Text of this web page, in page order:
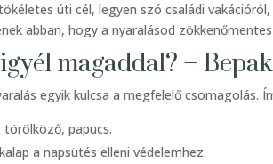
úti cél, legyen szó családi
abban, hogy a nyaralásod
magaddal? –
egyik kulcsa a megfelelő
törölköző, papucs.
a napsütés elleni védelemhez.